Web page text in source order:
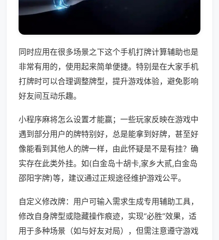
同时应用在很多场景之下这个手机打牌计算辅助也是
非常有用的，使用起来简单便捷。特别是在大家手机
打牌时可以合理调整牌型，提升游戏体验，避免影响
好友间互动乐趣。
小程序麻将怎么设置才能赢；一些玩家反映在游戏中
遇到部分用户的牌特别好，总是能拿到好牌，甚至好
像能看到其他人的牌一样，由此怀疑是不是有挂？确
实存在此类外挂。如(白金岛十胡卡,家乡大贰,白金岛
邵阳字牌)等，建议通过正规途径维护游戏公平。
自定义修改牌：用户可输入需求生成专用辅助工具，
修改自身牌型或隐藏操作痕迹，实现“必胜”效果，适
用于多种场景（如与好友对局），但需注意遵守游戏